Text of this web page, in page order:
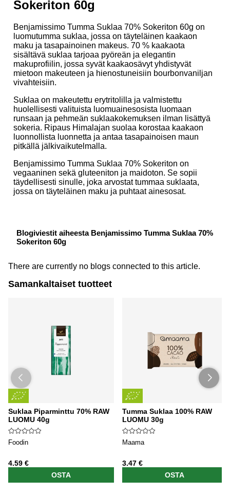
Sokeriton 60g
Benjamissimo Tumma Suklaa 70% Sokeriton 60g on
luomutumma suklaa, jossa on täyteläinen kaakaon
maku ja tasapainoinen makeus. 70 % kaakaota
sisältävä suklaa tarjoaa pyöreän ja elegantin
makuprofiilin, jossa syvät kaakaosävyt yhdistyvät
mietoon makeuteen ja hienostuneisiin bourbonvaniljan
vivahteisiin.
Suklaa on makeutettu erytritolilla ja valmistettu
huolellisesti valituista luomuainesosista luomaan
runsaan ja pehmeän suklaakokemuksen ilman lisättyä
sokeria. Ripaus Himalajan suolaa korostaa kaakaon
luonnollista luonnetta ja antaa tasapainoisen maun
pitkällä jälkivaikutelmalla.
Benjamissimo Tumma Suklaa 70% Sokeriton on
vegaaninen sekä gluteeniton ja maidoton. Se sopii
täydellisesti sinulle, joka arvostat tummaa suklaata,
jossa on täyteläinen maku ja puhtaat ainesosat.
Blogiviestit aiheesta Benjamissimo Tumma Suklaa 70%
Sokeriton 60g
There are currently no blogs connected to this article.
Samankaltaiset tuotteet
Suklaa Piparminttu 70% RAW
LUOMU 40g
Foodin
4.59 €
OSTA
Tumma Suklaa 100% RAW
LUOMU 30g
Maama
3.47 €
OSTA